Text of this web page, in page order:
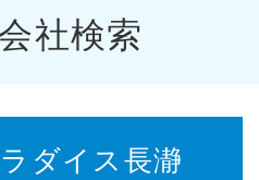
社検索
ダイス長瀞